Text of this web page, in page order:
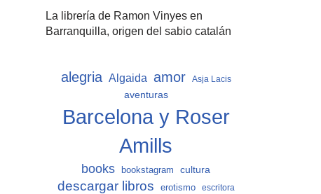
La librería de Ramon Vinyes en
Barranquilla, origen del sabio catalán
alegria Algaida amor Asja Lacis
aventuras
Barcelona y Roser
Amills
books bookstagram cultura
descargar libros erotismo escritora